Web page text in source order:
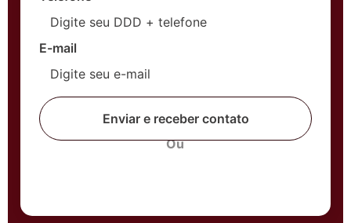
E-mail
Enviar e receber contato
Ou